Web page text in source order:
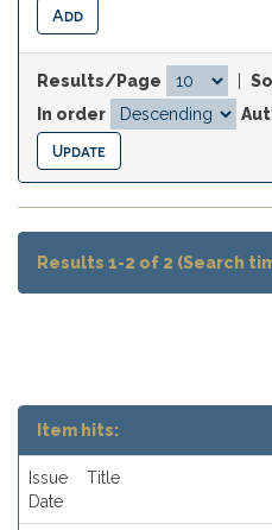
Results/Page
In order
Results 1-2 of 2 (Search
Item hits:
Issue
Date
Title